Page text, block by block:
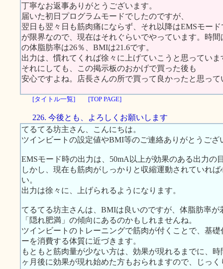
丁寧なお返事ありがとうございます。
届いた初日プログラムモードでしたのですが、
翌日も翌々日も筋肉痛にならず、それ以降はEMSモー
が限界なので、現在はそれぐらいでやっています。時
の体脂肪率は26％、BMIは21.6です。
出力は、慣れてくれば徐々に上げていこうと思っていま
それにしても、この掲示板のおかげで買った後も
安心ですよね。店長さんの所で買って良かったと思っ
[タイトル一覧] [TOP PAGE]
226. 今後とも、よろしくお願いします
てるてる坊主さん、こんにちは。
ツインビートの設定値やBMI等のご連絡ありがとうござ
EMSモード時の出力は、50mA以上が効果のある出力の
しかし、現在も筋肉がしっかりと収縮運動されていれ
い。
出力は徐々に、上げられるようになります。
てるてる坊主さんは、BMIは良いのですが、体脂肪率
「隠れ肥満」の傾向にあるのかもしれませんね。
ツインビートのトレーニングで筋肉が付くことで、基
ーを消費する体質に近づきます。
もともと筋肉量が少ない方は、効果が現れるまでに、
ヶ月後に効果が現れ始めた方もおられますので、じっ